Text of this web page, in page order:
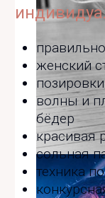
женский
позировки
волны и
бёдер
красивая
сольная
техника